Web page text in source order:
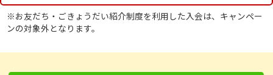
※お友だち・ごきょうだい紹介制度を利用した入会は、キャンペー
ンの対象外となります。